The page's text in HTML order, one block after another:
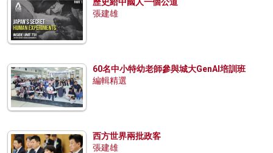
張建雄
60名中小特幼老師參與城大GenAI培訓班
編輯精選
西方世界兩批政客
張建雄